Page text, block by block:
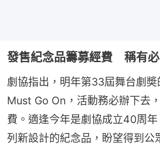
發售紀念品籌募經費 稱有
劇協指出，明年第33屆舞台劇
Must Go On，活動務必辦下去
費。適逢今年是劇協成立40周
列新設計的紀念品，盼望得到公